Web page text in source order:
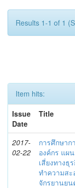
Results 1-1 of 1
Item hits:
Issue
Date
Title
2017-
02-22
การศึกษาก
องค์กร แผ
เสี่ยงทาง
ทำความส
จักรยานยน